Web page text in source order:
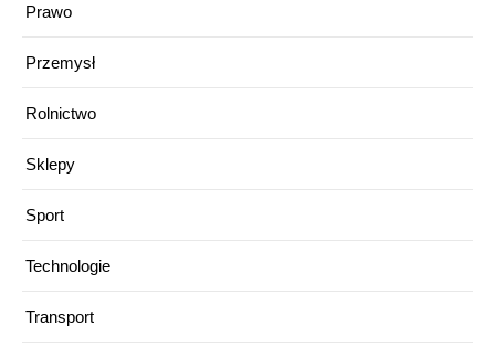
Prawo
Przemysł
Rolnictwo
Sklepy
Sport
Technologie
Transport